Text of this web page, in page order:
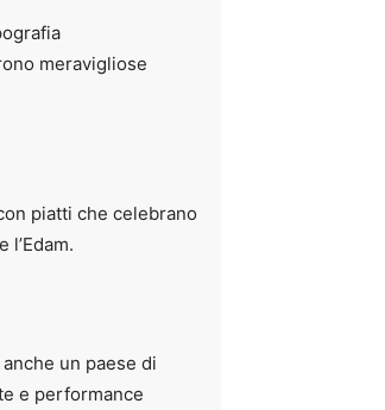
meravigliose
piatti che celebrano
e l’Edam.
un paese di
e performance